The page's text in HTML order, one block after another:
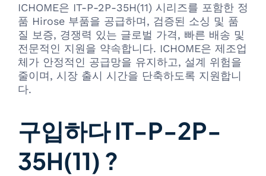
ICHOME은 IT-P-2P-35H(11) 시리즈를 포함한 정
품 Hirose 부품을 공급하며, 검증된 소싱 및 품
질 보증, 경쟁력 있는 글로벌 가격, 빠른 배송 및
전문적인 지원을 약속합니다. ICHOME은 제조업
체가 안정적인 공급망을 유지하고, 설계 위험을
줄이며, 시장 출시 시간을 단축하도록 지원합니
다.
구입하다 IT-P-2P-
35H(11) ?